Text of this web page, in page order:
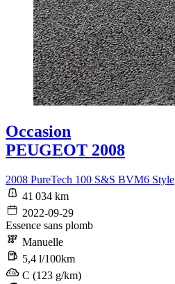
Occasion
PEUGEOT 2008
2008 PureTech 100 S&S BVM6 Style
41 034 km
2022-09-29
Essence sans plomb
Manuelle
5,4 l/100km
C (123 g/km)